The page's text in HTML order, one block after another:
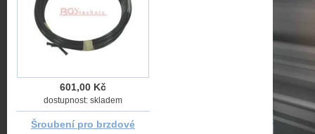
601,00 Kč
dostupnost: skladem
Šroubení pro brzdové